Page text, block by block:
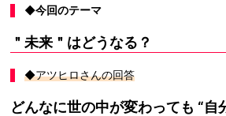
◆今回のテーマ
＂未来＂はどうなる？
◆アツヒロさんの回答
どんなに世の中が変わっても “自